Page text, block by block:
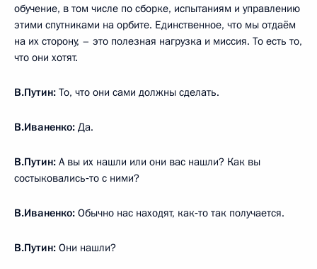
обучение, в том числе по сборке, испытаниям и управлению
этими спутниками на орбите. Единственное, что мы отдаём
на их сторону, – это полезная нагрузка и миссия. То есть то,
что они хотят.
В.Путин: То, что они сами должны сделать.
В.Иваненко: Да.
В.Путин: А вы их нашли или они вас нашли? Как вы
состыковались‑то с ними?
В.Иваненко: Обычно нас находят, как‑то так получается.
В.Путин: Они нашли?